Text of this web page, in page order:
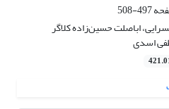
497-508
اباصلت حسین‌زاده کلاگر
اسدی